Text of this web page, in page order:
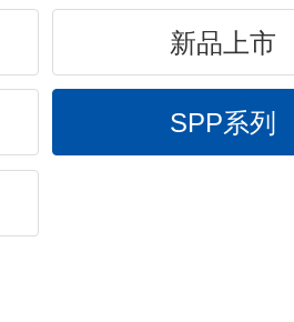
新品上市
SPP系列